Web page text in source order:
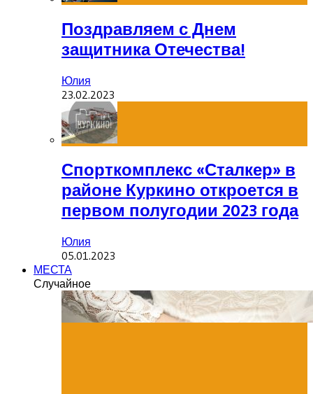
Поздравляем с Днем
защитника Отечества!
Юлия
23.02.2023
Спорткомплекс «Сталкер» в
районе Куркино откроется в
первом полугодии 2023 года
Юлия
05.01.2023
МЕСТА
Случайное